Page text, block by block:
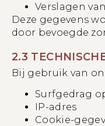
Verslagen
Deze gegevens
door bevoegde
2.3
Bij gebruik van
Surfgedrag
IP-adres
Cookie-